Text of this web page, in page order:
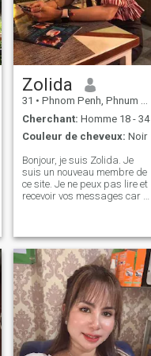
comme terre à terre, amical,
simple, gentil, joyeux, Femme
responsable, travailleuse,
patiente et honnête qui aime
aider les autres, je suis
franche et loyale envers ceux
qui m'intéressent.
Zolida
31 • Phnom Penh, Phnum Pénh, Cambodge
Cherchant: Homme 18 - 34
Couleur de cheveux: Noir
Bonjour, je suis Zolida. Je
suis un nouveau membre de
ce site. Je ne peux pas lire et
recevoir vos messages car ce
Cambodge 🇰🇭 Je suis
célibataire. Je n'ai jamais été
marié et je n'ai pas d'enfant.
Je décrirais ma personnalité,
je suis très gentil,
attentionné, honnête, doux,
charmant, femme polie,
fidèle, loyale et travailleur
dans la société et la famille.
Je suis une personne